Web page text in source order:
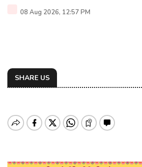
08 Aug 2026, 12:57 PM
SHARE US